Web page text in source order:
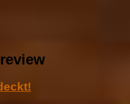
review